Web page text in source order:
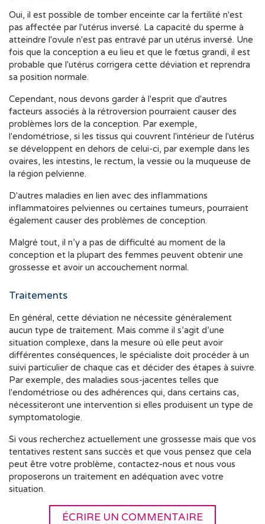
Oui, il est possible de tomber enceinte car la fertilité n'est
pas affectée par l'utérus inversé. La capacité du sperme à
atteindre l'ovule n'est pas entravé par un utérus inversé. Une
fois que la conception a eu lieu et que le fœtus grandi, il est
probable que l'utérus corrigera cette déviation et reprendra
sa position normale.
Cependant, nous devons garder à l'esprit que d'autres
facteurs associés à la rétroversion pourraient causer des
problèmes lors de la conception. Par exemple,
l'endométriose, si les tissus qui couvrent l'intérieur de l'utérus
se développent en dehors de celui-ci, par exemple dans les
ovaires, les intestins, le rectum, la vessie ou la muqueuse de
la région pelvienne.
D'autres maladies en lien avec des inflammations
inflammatoires pelviennes ou certaines tumeurs, pourraient
également causer des problèmes de conception.
Malgré tout, il n’y a pas de difficulté au moment de la
conception et la plupart des femmes peuvent obtenir une
grossesse et avoir un accouchement normal.
Traitements
En général, cette déviation ne nécessite généralement
aucun type de traitement. Mais comme il s’agit d’une
situation complexe, dans la mesure où elle peut avoir
différentes conséquences, le spécialiste doit procéder à un
suivi particulier de chaque cas et décider des étapes à suivre.
Par exemple, des maladies sous-jacentes telles que
l'endométriose ou des adhérences qui, dans certains cas,
nécessiteront une intervention si elles produisent un type de
symptomatologie.
Si vous recherchez actuellement une grossesse mais que vos
tentatives restent sans succès et que vous pensez que cela
peut être votre problème, contactez-nous et nous vous
proposerons un traitement en adéquation avec votre
situation.
ÉCRIRE UN COMMENTAIRE